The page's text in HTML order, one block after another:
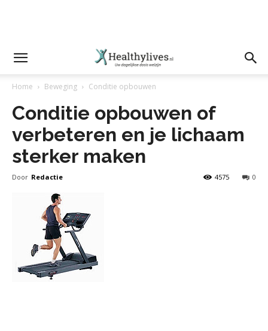
Home Beweging Conditie opbouwen
Conditie opbouwen of
verbeteren en je lichaam
sterker maken
Door Redactie 0
4575